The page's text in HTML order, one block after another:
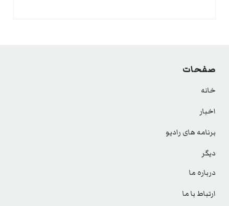
صفحات
خانه
اخبار
برنامه های رادیو
دیگر
درباره ما
ارتباط با ما